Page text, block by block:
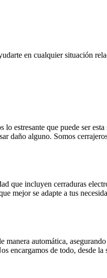
en cualquier situación
lo estresante que puede ser
daño alguno. Somos
que incluyen cerraduras
mejor se adapte a tus
manera automática,
encargamos de todo, desde la